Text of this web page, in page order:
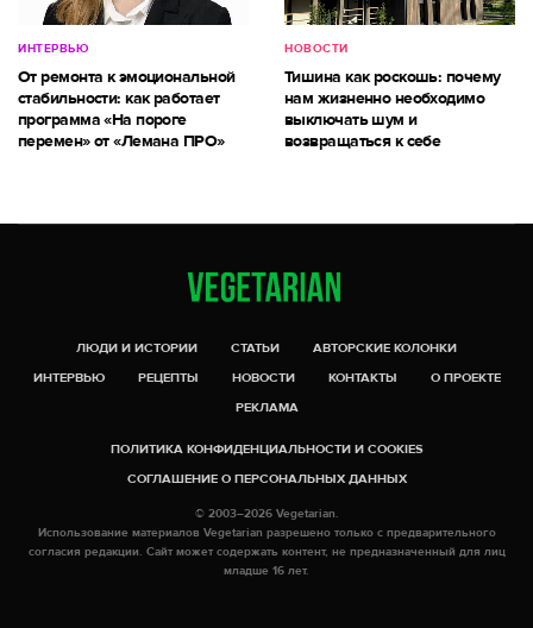
ИНТЕРВЬЮ
От ремонта к эмоциональной
стабильности: как работает
программа «На пороге
перемен» от «Лемана ПРО»
НОВОСТИ
Тишина как роскошь: почему
нам жизненно необходимо
выключать шум и
возвращаться к себе
ЛЮДИ И ИСТОРИИ СТАТЬИ
АВТОРСКИЕ КОЛОНКИ
ИНТЕРВЬЮ
РЕЦЕПТЫ НОВОСТИ КОНТАКТЫ
О ПРОЕКТЕ
РЕКЛАМА
ПОЛИТИКА КОНФИДЕНЦИАЛЬНОСТИ И COOKIES
СОГЛАШЕНИЕ О ПЕРСОНАЛЬНЫХ ДАННЫХ
© 2003–2026 Vegetarian.
Использование материалов Vegetarian разрешено только с предварительного
согласия редакции. Сайт может содержать контент, не предназначенный для лиц
младше 16 лет.